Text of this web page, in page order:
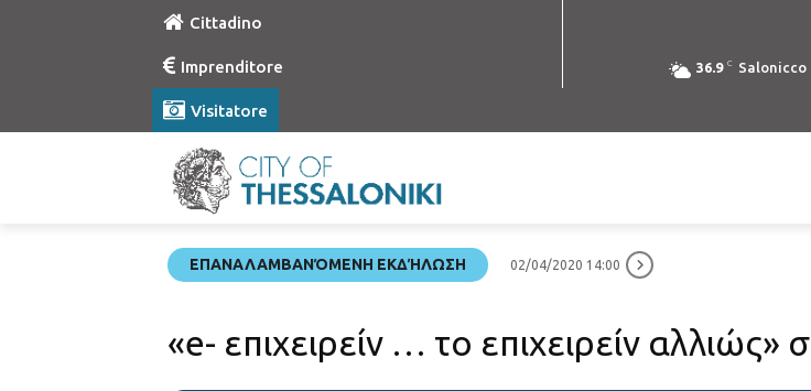
Cittadino
Imprenditore
Visitatore
36.9 C Salonicco
ΕΠΑΝΑΛΑΜΒΑΝΌΜΕΝΗ ΕΚΔΉΛΩΣΗ 02/04/2020 14:00
«e- επιχειρείν … το επιχειρείν